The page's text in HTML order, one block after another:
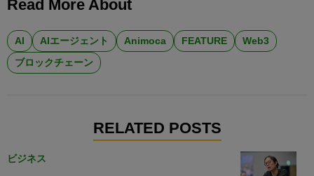
Read More About
AI AIエージェント Animoca FEATURE
Web3
ブロックチェーン
RELATED POSTS
ビジネス